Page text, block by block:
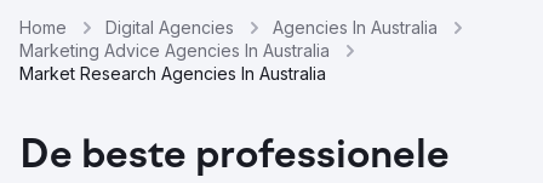
Home Digital Agencies
Agencies In Australia
Marketing Advice Agencies In Australia
Market Research Agencies In Australia
De beste professionele